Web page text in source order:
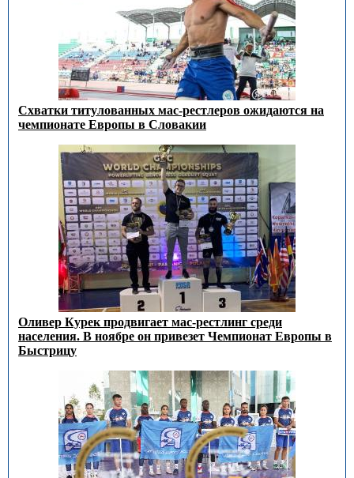
Схватки титулованных мас-рестлеров ожидаются на
чемпионате Европы в Словакии
Оливер Курек продвигает мас-рестлинг среди
населения. В ноябре он привезет Чемпионат Европы в
Быстрицу